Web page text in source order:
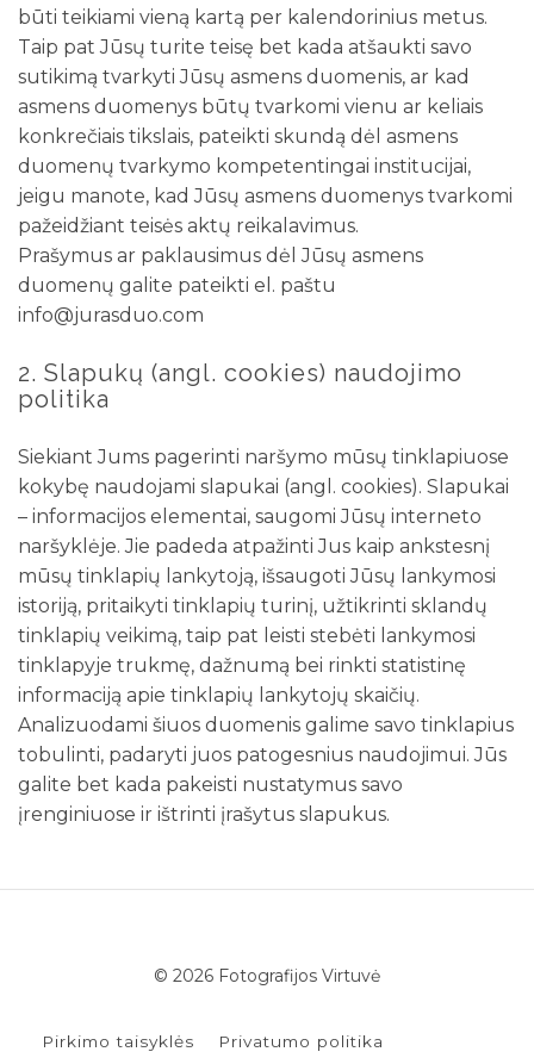
būti teikiami vieną kartą per kalendorinius metus.
Taip pat Jūsų turite teisę bet kada atšaukti savo
sutikimą tvarkyti Jūsų asmens duomenis, ar kad
asmens duomenys būtų tvarkomi vienu ar keliais
konkrečiais tikslais, pateikti skundą dėl asmens
duomenų tvarkymo kompetentingai institucijai,
jeigu manote, kad Jūsų asmens duomenys tvarkomi
pažeidžiant teisės aktų reikalavimus.
Prašymus ar paklausimus dėl Jūsų asmens
duomenų galite pateikti el. paštu
info@jurasduo.com
2. Slapukų (angl. cookies) naudojimo
politika
Siekiant Jums pagerinti naršymo mūsų tinklapiuose
kokybę naudojami slapukai (angl. cookies). Slapukai
– informacijos elementai, saugomi Jūsų interneto
naršyklėje. Jie padeda atpažinti Jus kaip ankstesnį
mūsų tinklapių lankytoją, išsaugoti Jūsų lankymosi
istoriją, pritaikyti tinklapių turinį, užtikrinti sklandų
tinklapių veikimą, taip pat leisti stebėti lankymosi
tinklapyje trukmę, dažnumą bei rinkti statistinę
informaciją apie tinklapių lankytojų skaičių.
Analizuodami šiuos duomenis galime savo tinklapius
tobulinti, padaryti juos patogesnius naudojimui. Jūs
galite bet kada pakeisti nustatymus savo
įrenginiuose ir ištrinti įrašytus slapukus.
© 2026 Fotografijos Virtuvė
Pirkimo taisyklės Privatumo politika